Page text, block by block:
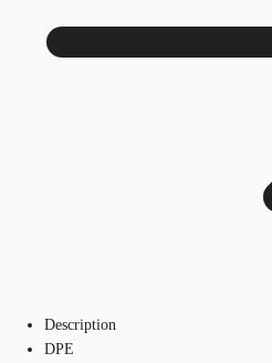
Description
DPE